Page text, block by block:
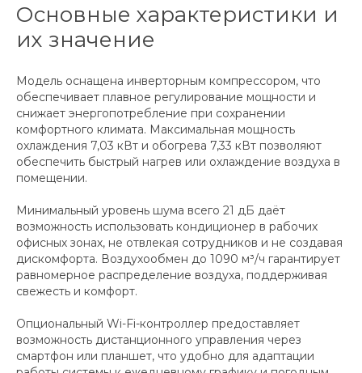
Основные характеристики и
их значение
Модель оснащена инверторным компрессором, что
обеспечивает плавное регулирование мощности и
снижает энергопотребление при сохранении
комфортного климата. Максимальная мощность
охлаждения 7,03 кВт и обогрева 7,33 кВт позволяют
обеспечить быстрый нагрев или охлаждение воздуха в
помещении.
Минимальный уровень шума всего 21 дБ даёт
возможность использовать кондиционер в рабочих
офисных зонах, не отвлекая сотрудников и не создавая
дискомфорта. Воздухообмен до 1090 м³/ч гарантирует
равномерное распределение воздуха, поддерживая
свежесть и комфорт.
Опциональный Wi-Fi-контроллер предоставляет
возможность дистанционного управления через
смартфон или планшет, что удобно для адаптации